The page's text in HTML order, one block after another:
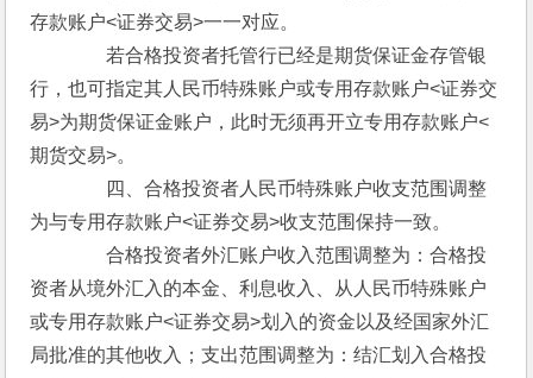
存款账户<证券交易>一一对应。
若合格投资者托管行已经是期货保证金存管银
行，也可指定其人民币特殊账户或专用存款账户<证券交
易>为期货保证金账户，此时无须再开立专用存款账户<
期货交易>。
四、合格投资者人民币特殊账户收支范围调整
为与专用存款账户<证券交易>收支范围保持一致。
合格投资者外汇账户收入范围调整为：合格投
资者从境外汇入的本金、利息收入、从人民币特殊账户
或专用存款账户<证券交易>划入的资金以及经国家外汇
局批准的其他收入；支出范围调整为：结汇划入合格投